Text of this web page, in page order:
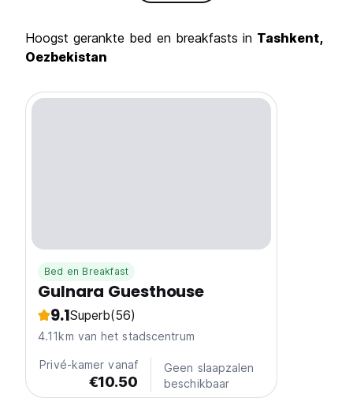
Hoogst gerankte bed en breakfasts in Tashkent,
Oezbekistan
Bed en Breakfast
Gulnara Guesthouse
9.1Superb(56)
4.11km van het stadscentrum
Privé-kamer vanaf
€10.50
Geen slaapzalen
beschikbaar